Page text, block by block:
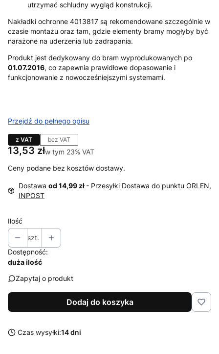
utrzymać schludny wygląd konstrukcji.
Nakładki ochronne 4013817 są rekomendowane szczególnie w
czasie montażu oraz tam, gdzie elementy bramy mogłyby być
narażone na uderzenia lub zadrapania.
Produkt jest dedykowany do bram wyprodukowanych po
01.07.2016, co zapewnia prawidłowe dopasowanie i
funkcjonowanie z nowocześniejszymi systemami.
Przejdź do pełnego opisu
z VAT bez VAT
Cena
13,53 złw tym 23% VAT
w tym 23% VAT
Ceny podane bez kosztów dostawy.
Dostawa od 14,99 zł - Przesyłki Dostawa do punktu ORLEN,
INPOST
Ilość
szt.
Dostępność:
duża ilość
Zapytaj o produkt
Dodaj do koszyka
Czas wysyłki:14 dni